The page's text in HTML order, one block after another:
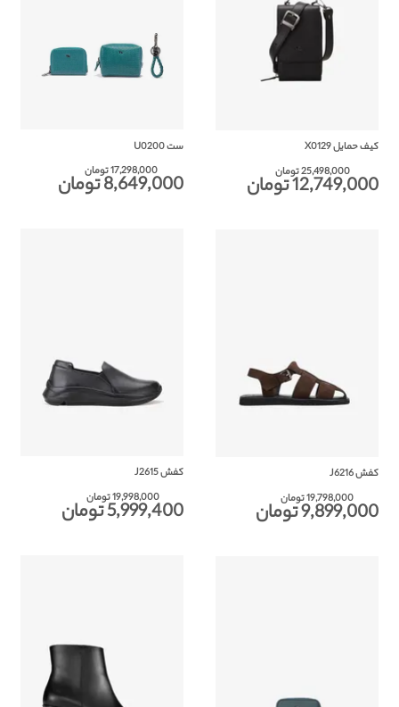
ست U0200
17,298,000 تومان
8,649,000 تومان
کیف حمایل X0129
25,498,000 تومان
12,749,000 تومان
کفش J2615
19,998,000 تومان
5,999,400 تومان
کفش J6216
19,798,000 تومان
9,899,000 تومان